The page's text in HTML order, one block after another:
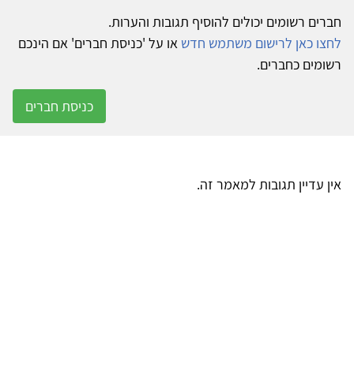
חברים רשומים יכולים להוסיף תגובות והערות.
לחצו כאן לרישום משתמש חדש או על 'כניסת חברים' אם הינכם
רשומים כחברים.
כניסת חברים
אין עדיין תגובות למאמר זה.